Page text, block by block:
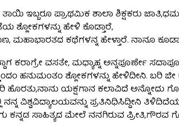
ತಾಯಿ ಇಬ್ಬರೂ ಪ್ರಾಥಮಿಕ ಶಾಲಾ ಶಿಕ್ಷಕರು
ಶ್ಲೋಕಗಳನ್ನು ಹೇಳಿ ಕೊಡ್ತಾರೆ,
ಮಹಾಭಾರತದ ಕಥೆಗಳನ್ನ ಹೇಳ್ತಾರೆ. ನಾನೂ
ಕರಾಗ್ರೇ ವಸತೇ, ಮಧ್ಯಾಹ್ನ ಅನ್ನಪೂರ್ಣೇ
ಹನುಮಂತಂ ಶ್ಲೋಕಗಳನ್ನು ಹೇಳಿದೀನಿ. ಬರಿ
ಹೊರತು,ನಾನು ಯಕ್ಷಗಾನ ಕಲಾವಿದೆ ಅನ್ನೋದು
ನನ್ನ ವಿಶ್ವವಿದ್ಯಾಲಯವನ್ನು ಪ್ರತಿನಿಧಿಸಿದ್ದೀನಿ
ಕನ್ನಡ ಸಾಹಿತ್ಯದ ಮೇಲೆ ನನಗಿರುವ ಪ್ರೀತಿ,ಗೌರವ